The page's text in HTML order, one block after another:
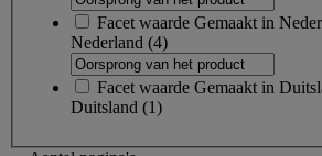
Facet waarde Gemaakt in
Nederland (4)
Facet waarde Gemaakt in
Duitsland (1)